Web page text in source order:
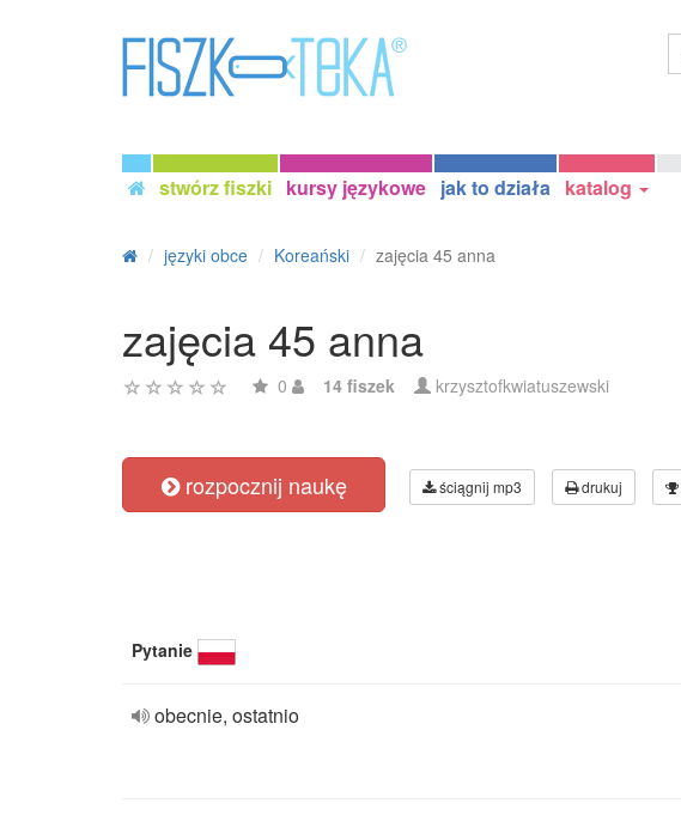
stwórz fiszki kursy językowe jak to działa katalog
języki obce Koreański zajęcia 45 anna
zajęcia 45 anna
0 14 fiszek krzysztofkwiatuszewski
rozpocznij naukę ściągnij mp3 drukuj
Pytanie
obecnie, ostatnio